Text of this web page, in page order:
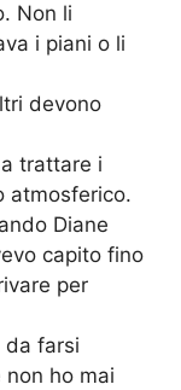
Non li
i piani o li
devono
trattare i
atmosferico.
Diane
capito fino
per
da farsi
non ho mai